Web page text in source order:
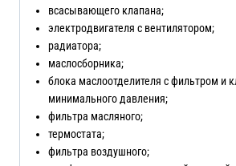
всасывающего клапана;
электродвигателя с вентилятором;
радиатора;
маслосборника;
блока маслоотделителя с фильтром и
минимального давления;
фильтра масляного;
термостата;
фильтра воздушного;